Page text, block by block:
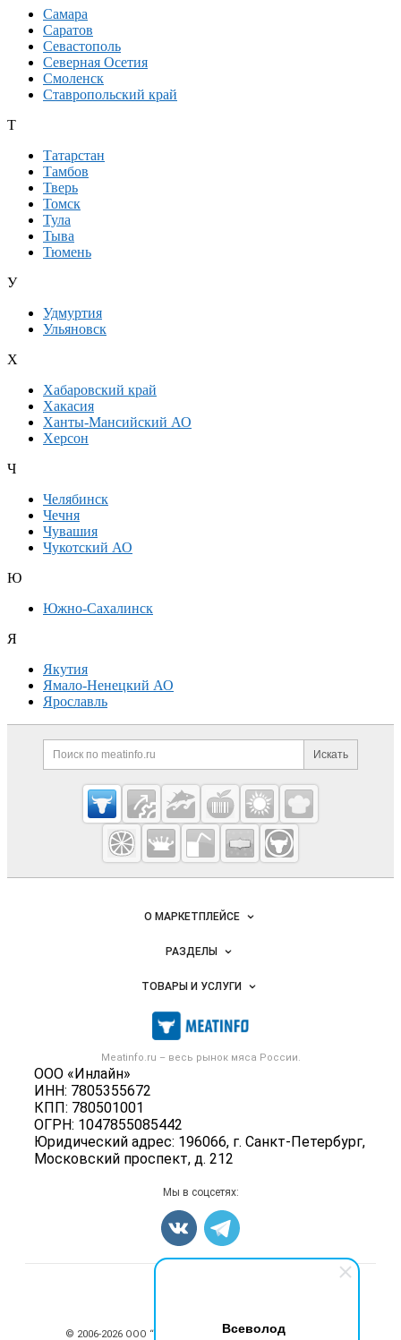
Всеволод
Самара
Саратов
Севастополь
Северная Осетия
Смоленск
Ставропольский край
Т
Татарстан
Тамбов
Тверь
Томск
Тула
Тыва
Тюмень
У
Удмуртия
Ульяновск
Х
Хабаровский край
Хакасия
Ханты-Мансийский АО
Херсон
Ч
Челябинск
Чечня
Чувашия
Чукотский АО
Ю
Южно-Сахалинск
Я
Якутия
Ямало-Ненецкий АО
Ярославль
Дополнительная информация
Поиск по сайту и
Искать
Cсылки на полезные проекты
Meatinfo.ru —
мясо и
мясопродукты
Важные разделы и контакты
Meatinfo.ru – весь рынок мяса России.
ООО «Инлайн»
ИНН: 7805355672
КПП: 780501001
ОГРН: 1047855085442
Юридический адрес: 196066, г. Санкт-Петербург,
Московский проспект, д. 212
Навигация по сайтуО МАРКЕТПЛЕЙСЕ
Новости Meatinfo.ru
Размещение рекламы
Публичная оферта
Контактная информация
Политика обработки персональных данных
РАЗДЕЛЫ
Объявления
Новости рынка
Мониторинг
Вакансии
ТОВАРЫ И УСЛУГИ
Мясо, мясопродукты
Скот в живом весе
Колбасы, сосиски, деликатесы
Мясные полуфабрикаты
Мясные снеки
Яйца
Карта объявлений
Мы в соцсетях:
© 2006‑2026 ООО “Инлайн”. 12+ Все права защищены.